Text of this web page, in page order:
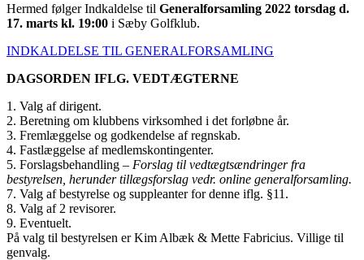
Hermed følger Indkaldelse til Generalforsamling 2022 torsdag d.
17. marts kl. 19:00 i Sæby Golfklub.
INDKALDELSE TIL GENERALFORSAMLING
DAGSORDEN IFLG. VEDTÆGTERNE
1. Valg af dirigent.
2. Beretning om klubbens virksomhed i det forløbne år.
3. Fremlæggelse og godkendelse af regnskab.
4. Fastlæggelse af medlemskontingenter.
5. Forslagsbehandling – Forslag til vedtægtsændringer fra
bestyrelsen, herunder tillægsforslag vedr. online generalforsamling.
7. Valg af bestyrelse og suppleanter for denne iflg. §11.
8. Valg af 2 revisorer.
9. Eventuelt.
På valg til bestyrelsen er Kim Albæk & Mette Fabricius. Villige til
genvalg.